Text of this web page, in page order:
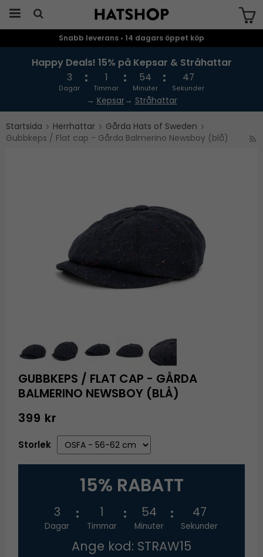
Snabb leverans • 14 dagars öppet köp
Happy Deals! 15% på Kepsar & Stråhattar
3
Dagar
1
Timmar
54
Minuter
46
Sekunder
→ Kepsar→ Stråhattar
Startsida Herrhattar
Gårda Hats of Sweden
Gubbkeps / Flat cap - Gårda Balmerino Newsboy (blå)
GUBBKEPS / FLAT CAP - GÅRDA
BALMERINO NEWSBOY (BLÅ)
399 kr
Storlek
15% RABATT
3
Dagar
1
Timmar
54
Minuter
46
Sekunder
Ange kod: STRAW15